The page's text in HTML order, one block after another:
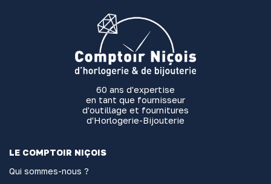
60 ans d'expertise
en tant que fournisseur
d'outillage et fournitures
d'Horlogerie-Bijouterie
LE COMPTOIR NIÇOIS
Qui sommes-nous ?